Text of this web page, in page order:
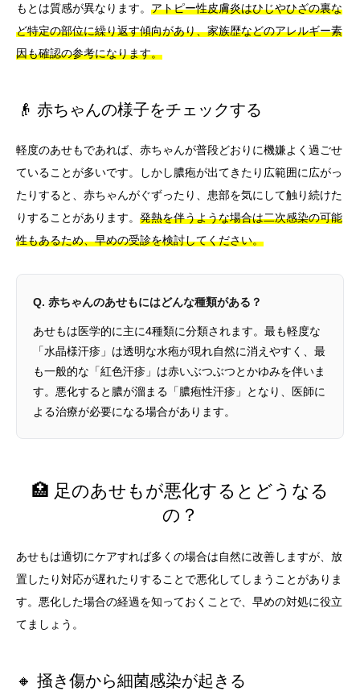
もとは質感が異なります。 アトピー性皮膚炎はひじやひざの裏な
ど特定の部位に繰り返す傾向があり、家族歴などのアレルギー素
因も確認の参考になります。
👴 赤ちゃんの様子をチェックする
軽度のあせもであれば、赤ちゃんが普段どおりに機嫌よく過ごせ
ていることが多いです。しかし膿疱が出てきたり広範囲に広がっ
たりすると、赤ちゃんがぐずったり、患部を気にして触り続けた
りすることがあります。 発熱を伴うような場合は二次感染の可能
性もあるため、早めの受診を検討してください。
Q. 赤ちゃんのあせもにはどんな種類がある？
あせもは医学的に主に4種類に分類されます。最も軽度な
「水晶様汗疹」は透明な水疱が現れ自然に消えやすく、最
も一般的な「紅色汗疹」は赤いぶつぶつとかゆみを伴いま
す。悪化すると膿が溜まる「膿疱性汗疹」となり、医師に
よる治療が必要になる場合があります。
🏥 足のあせもが悪化するとどうなる
の？
あせもは適切にケアすれば多くの場合は自然に改善しますが、放
置したり対応が遅れたりすることで悪化してしまうことがありま
す。悪化した場合の経過を知っておくことで、早めの対処に役立
てましょう。
🔸 掻き傷から細菌感染が起きる